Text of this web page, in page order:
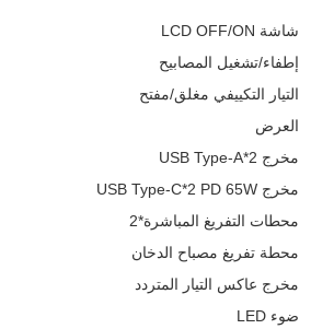
شاشة LCD OFF/ON
إطفاء/تشغيل المصابيح
التيار التكييفي مغلق/مفتح
العرض
مخرج USB Type-A*2
مخرج USB Type-C*2 PD 65W
محطات التفريغ المباشرة*2
محطة تفريغ مصباح الدخان
مخرج عاكس التيار المتردد
ضوء LED